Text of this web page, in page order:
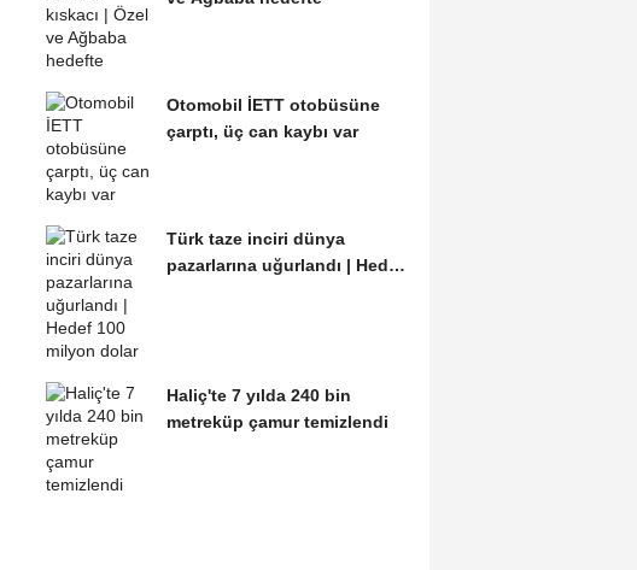
Otomobil İETT otobüsüne
çarptı, üç can kaybı var
Türk taze inciri dünya
pazarlarına uğurlandı | Hedef
Haliç'te 7 yılda 240 bin
metreküp çamur temizlendi